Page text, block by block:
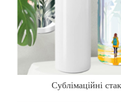
Сублімаційні